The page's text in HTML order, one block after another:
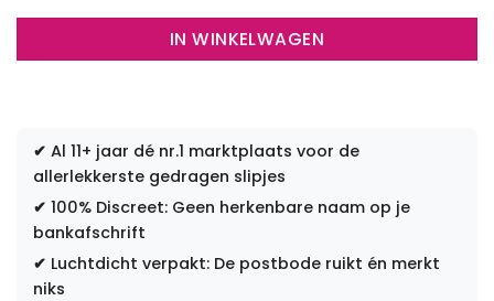
IN WINKELWAGEN
✔ Al 11+ jaar dé nr.1 marktplaats voor de
allerlekkerste gedragen slipjes
✔ 100% Discreet: Geen herkenbare naam op je
bankafschrift
✔ Luchtdicht verpakt: De postbode ruikt én merkt
niks